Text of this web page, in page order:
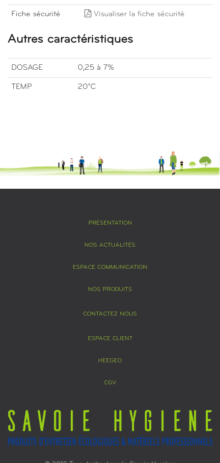
Fiche sécurité Visualiser la fiche sécurité
Autres caractéristiques
DOSAGE 0,25 à 7%
TEMP 20°C
PRÉSENTATION
NOS ACTUALITÉS
ESPACE COMMUNICATION
NOS PRODUITS
CONTACTEZ NOUS
ESPACE CLIENT
HEEGEO
CGV